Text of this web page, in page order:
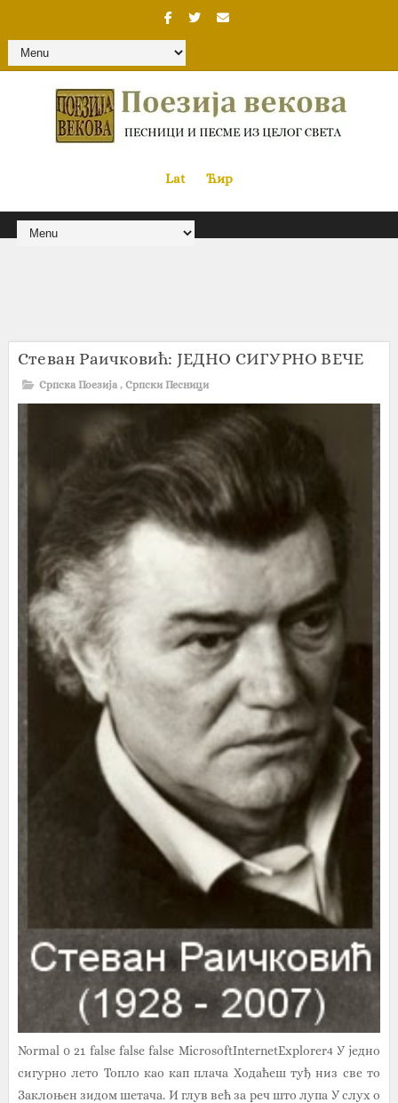
Lat« Ћир
Стеван Раичковић: ЈЕДНО СИГУРНО ВЕЧЕ
Српска Поезија , Српски Песници
Normal 0 21 false false false MicrosoftInternetExplorer4 У једно
сигурно лето Топло као кап плача Ходаћеш туђ низ све то
Заклоњен зидом шетача. И глув већ за реч што лупа У слух о